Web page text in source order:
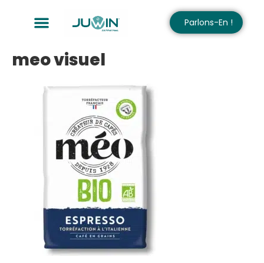
Parlons-En !
meo visuel